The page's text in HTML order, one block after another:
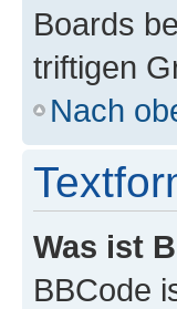
Boards
triftigen
Nach
Was ist
BBCode